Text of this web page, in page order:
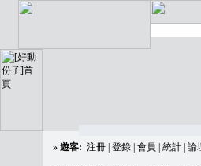
» 遊客: 注冊 登錄 會員 統計 論